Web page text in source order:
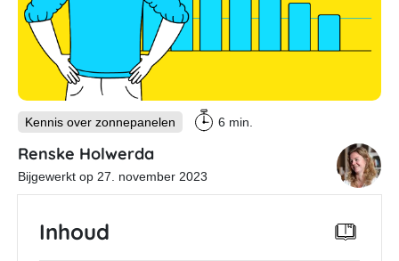
Overzicht
Meer
power
Sungrow
CX
commerciële
omvormer
voor
bedrijven:
optimaliseer
Merken
E-mobility
Overzicht
Onderwerpen
Laadpalen
Subsidies
Merken
Tools
Memodo Academy
Online shop
Nederland
Kennis over zonnepanelen
Bijgewerkt op 27. november 2023
6 min.
Renske Holwerda
Inhoud